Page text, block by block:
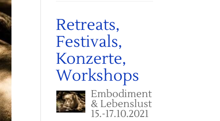
Retreats,
Festivals,
Konzerte,
Workshops
Embodiment
& Lebenslust
15.-17.10.2021